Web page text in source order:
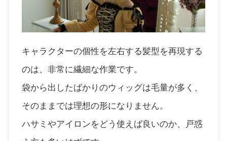
キャラクターの個性を左右する髪型を再現する
のは、非常に繊細な作業です。
袋から出したばかりのウィッグは毛量が多く、
そのままでは理想の形になりません。
ハサミやアイロンをどう使えば良いのか、戸惑